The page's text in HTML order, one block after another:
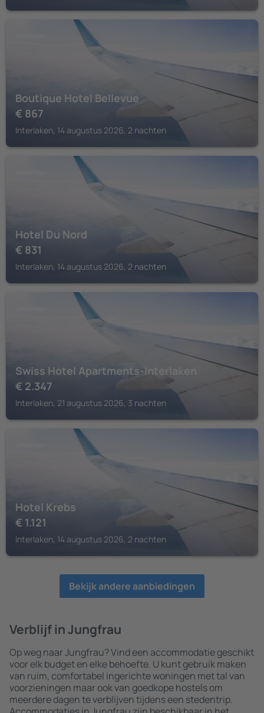
Boutique Hotel Bellevue
€ 867
Interlaken, 14 augustus 2026, 2 nachten
Hotel Du Nord
€ 831
Interlaken, 14 augustus 2026, 2 nachten
Swiss Hotel Apartments-Interlaken
€ 2.347
Interlaken, 21 augustus 2026, 3 nachten
Hotel Krebs
€ 1.121
Interlaken, 14 augustus 2026, 2 nachten
Bekijk andere aanbiedingen
Verblijf in Jungfrau
Op weg naar Jungfrau? Vind een accommodatie geschikt
voor elk budget en elke behoefte. U kunt gebruik maken
van ruim, comfortabel ingerichte woningen met tal van
voorzieningen maar ook van goedkope hostels om
meerdere dagen te verblijven tijdens een stedentrip.